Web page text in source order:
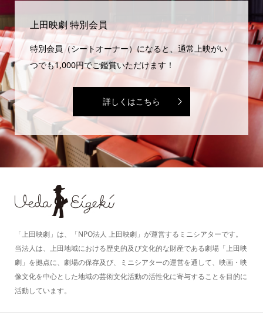
上田映劇 特別会員
特別会員（シートオーナー）になると、通常上映がい
つでも1,000円でご鑑賞いただけます！
詳しくはこちら
「上田映劇」は、「NPO法人 上田映劇」が運営するミニシアターです。
当法人は、上田地域における歴史的及び文化的な財産である劇場「上田映
劇」を拠点に、劇場の保存及び、ミニシアターの運営を通して、映画・映
像文化を中心とした地域の芸術文化活動の活性化に寄与することを目的に
活動しています。